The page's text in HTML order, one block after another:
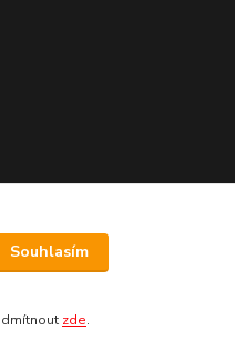
Souhlasím
zde.